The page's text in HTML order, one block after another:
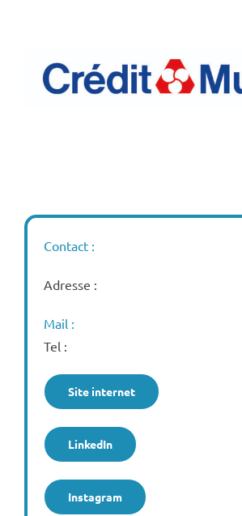
Contact :
Adresse :
Mail :
Tel :
Site internet
LinkedIn
Instagram